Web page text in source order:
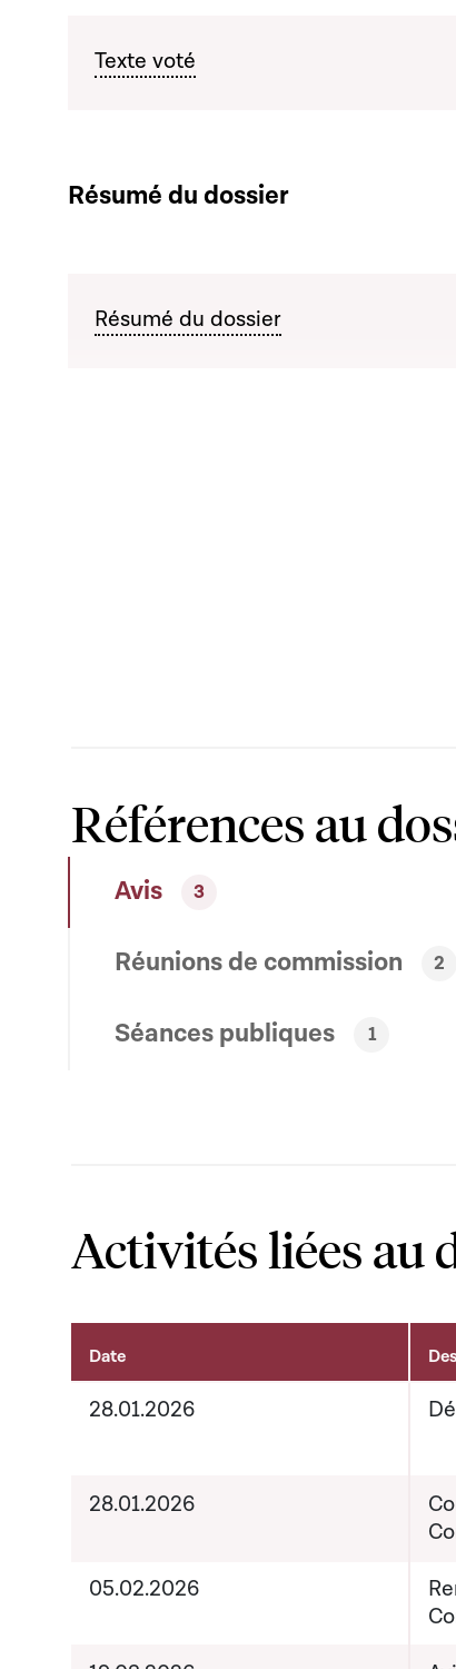
Texte voté
Résumé du dossier
Résumé du dossier
Références au
Avis 3
Réunions de commission 2
Séances publiques 1
Activités liées au
Activités liées au dossier
Date
28.01.2026
28.01.2026
05.02.2026